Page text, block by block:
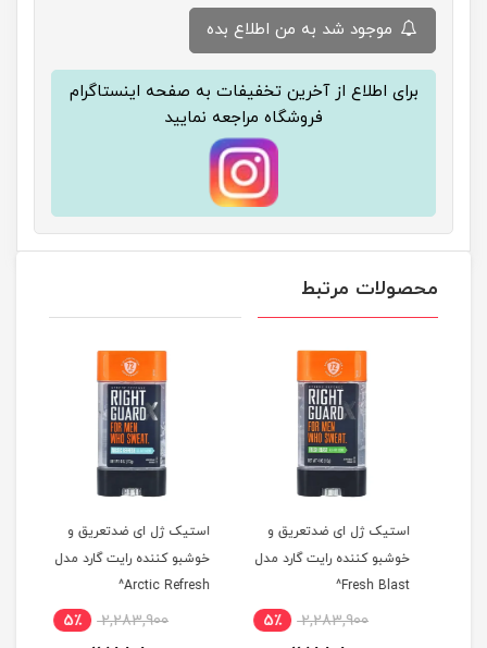
برای اطلاع از آخرین تخفیفات به صفحه اینستاگرام
فروشگاه مراجعه نمایید
محصولات مرتبط
استیک ژل ای ضدتعریق و
خوشبو کننده رایت گارد مدل
Fresh Blast^
2,283,900 5٪
استیک ژل ای ضدتعریق و
خوشبو کننده رایت گارد مدل
Arctic Refresh^
2,283,900 5٪